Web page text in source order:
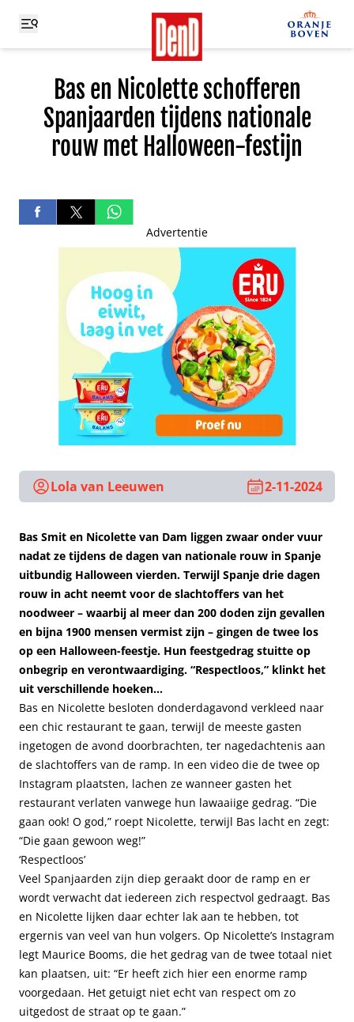
Bas en Nicolette schofferen
Spanjaarden tijdens nationale
rouw met Halloween-festijn
Advertentie
Lola van Leeuwen 2-11-2024
Bas Smit en Nicolette van Dam liggen zwaar onder vuur
nadat ze tijdens de dagen van nationale rouw in Spanje
uitbundig Halloween vierden. Terwijl Spanje drie dagen
rouw in acht neemt voor de slachtoffers van het
noodweer – waarbij al meer dan 200 doden zijn gevallen
en bijna 1900 mensen vermist zijn – gingen de twee los
op een Halloween-feestje. Hun feestgedrag stuitte op
onbegrip en verontwaardiging. “Respectloos,” klinkt het
uit verschillende hoeken…
Bas en Nicolette besloten donderdagavond verkleed naar
een chic restaurant te gaan, terwijl de meeste gasten
ingetogen de avond doorbrachten, ter nagedachtenis aan
de slachtoffers van de ramp. In een video die de twee op
Instagram plaatsten, lachen ze wanneer gasten het
restaurant verlaten vanwege hun lawaaiige gedrag. “Die
gaan ook! O god,” roept Nicolette, terwijl Bas lacht en zegt:
“Die gaan gewoon weg!”
‘Respectloos’
Veel Spanjaarden zijn diep geraakt door de ramp en er
wordt verwacht dat iedereen zich respectvol gedraagt. Bas
en Nicolette lijken daar echter lak aan te hebben, tot
ergernis van veel van hun volgers. Op Nicolette’s Instagram
legt Maurice Booms, die het gedrag van de twee totaal niet
kan plaatsen, uit: “Er heeft zich hier een enorme ramp
voorgedaan. Het getuigt niet echt van respect om zo
uitgedost de straat op te gaan.”